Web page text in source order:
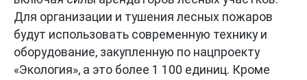
Для организации и тушения лесных пожаров
будут использовать современную технику и
оборудование, закупленную по нацпроекту
«Экология», а это более 1 100 единиц. Кроме